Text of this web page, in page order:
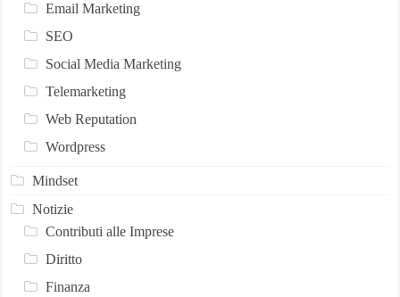
Email Marketing
SEO
Social Media Marketing
Telemarketing
Web Reputation
Wordpress
Mindset
Notizie
Contributi alle Imprese
Diritto
Finanza